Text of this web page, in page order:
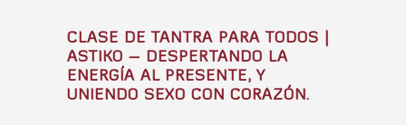
CLASE DE TANTRA PARA TODOS |
ASTIKO – DESPERTANDO LA
ENERGÍA AL PRESENTE, Y
UNIENDO SEXO CON CORAZÓN.